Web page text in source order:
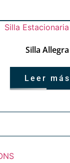
Silla Allegra
Leer más